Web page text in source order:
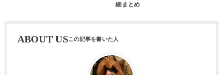
細まとめ
ABOUT US